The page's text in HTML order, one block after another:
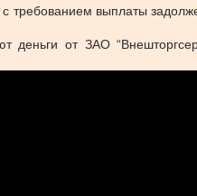
выплаты
деньги от ЗАО